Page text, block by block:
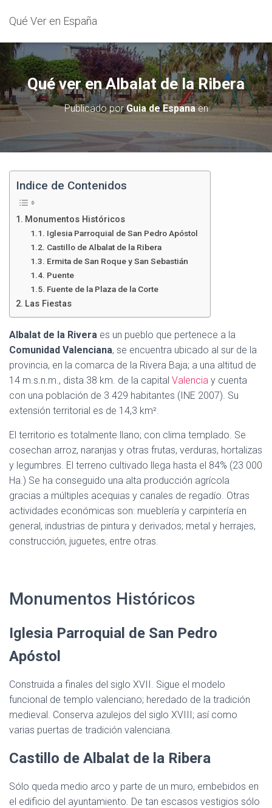
Qué Ver en España
Qué ver en Albalat de la Ribera
Publicado porGuia de Espanaen
Indice de Contenidos
Monumentos Históricos
Iglesia Parroquial de San Pedro Apóstol
Castillo de Albalat de la Ribera
Ermita de San Roque y San Sebastián
Puente
Fuente de la Plaza de la Corte
Las Fiestas
Albalat de la Rivera es un pueblo que pertenece a la
Comunidad Valenciana, se encuentra ubicado al sur de la
provincia, en la comarca de la Rivera Baja; a una altitud de
14 m.s.n.m., dista 38 km. de la capital Valencia y cuenta
con una población de 3 429 habitantes (INE 2007). Su
extensión territorial es de 14,3 km².
El territorio es totalmente llano; con clima templado. Se
cosechan arroz, naranjas y otras frutas, verduras, hortalizas
y legumbres. El terreno cultivado llega hasta el 84% (23 000
Ha.) Se ha conseguido una alta producción agrícola
gracias a múltiples acequias y canales de regadío. Otras
actividades económicas son: mueblería y carpintería en
general, industrias de pintura y derivados; metal y herrajes,
construcción, juguetes, entre otras.
Monumentos Históricos
Iglesia Parroquial de San Pedro
Apóstol
Construida a finales del siglo XVII. Sigue el modelo
funcional de templo valenciano; heredado de la tradición
medieval. Conserva azulejos del siglo XVIII; así como
varias puertas de tradición valenciana.
Castillo de Albalat de la Ribera
Sólo queda medio arco y parte de un muro, embebidos en
el edificio del ayuntamiento. De tan escasos vestigios sólo